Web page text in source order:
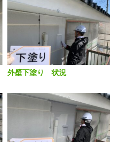
外壁下塗り 状況